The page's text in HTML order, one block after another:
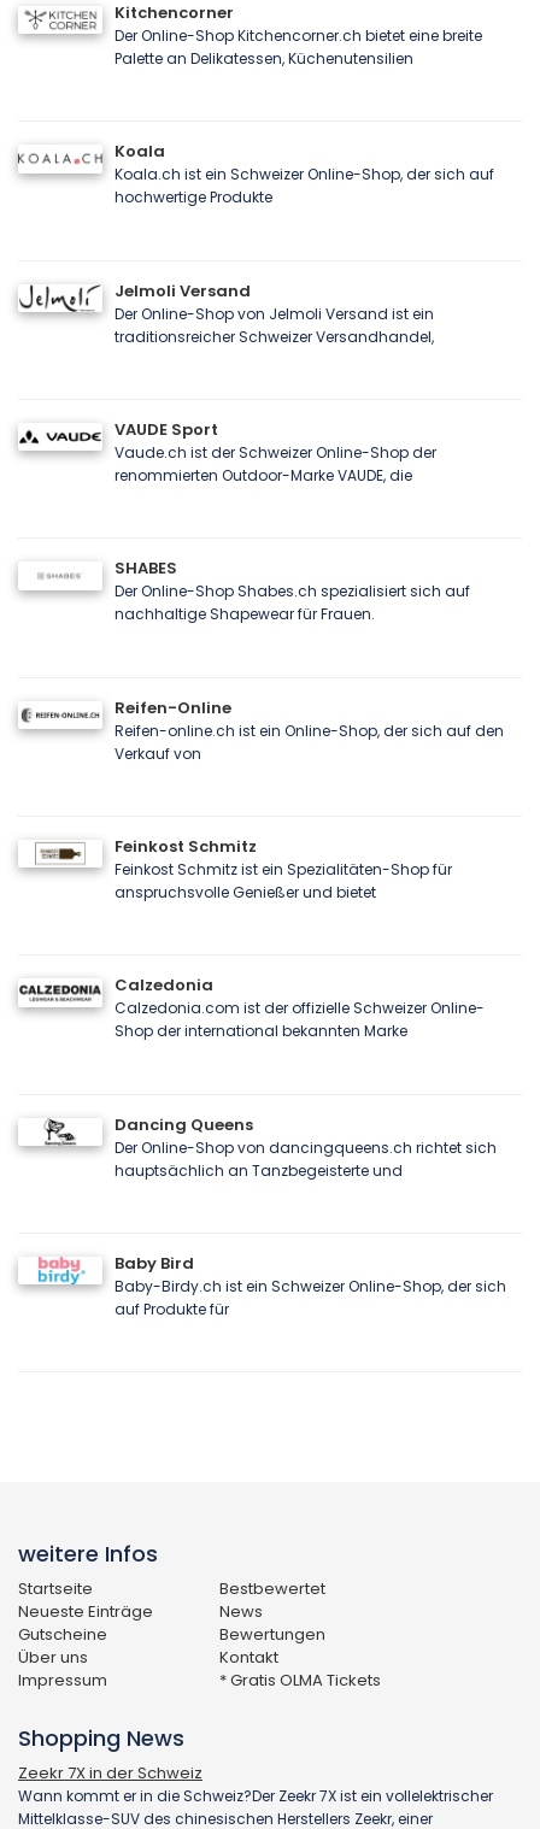
Kitchencorner
Der Online-Shop Kitchencorner.ch bietet eine breite
Palette an Delikatessen, Küchenutensilien
Koala
Koala.ch ist ein Schweizer Online-Shop, der sich auf
hochwertige Produkte
Jelmoli Versand
Der Online-Shop von Jelmoli Versand ist ein
traditionsreicher Schweizer Versandhandel,
VAUDE Sport
Vaude.ch ist der Schweizer Online-Shop der
renommierten Outdoor-Marke VAUDE, die
SHABES
Der Online-Shop Shabes.ch spezialisiert sich auf
nachhaltige Shapewear für Frauen.
Reifen-Online
Reifen-online.ch ist ein Online-Shop, der sich auf den
Verkauf von
Feinkost Schmitz
Feinkost Schmitz ist ein Spezialitäten-Shop für
anspruchsvolle Genießer und bietet
Calzedonia
Calzedonia.com ist der offizielle Schweizer Online-
Shop der international bekannten Marke
Dancing Queens
Der Online-Shop von dancingqueens.ch richtet sich
hauptsächlich an Tanzbegeisterte und
Baby Bird
Baby-Birdy.ch ist ein Schweizer Online-Shop, der sich
auf Produkte für
weitere Infos
Startseite
Bestbewertet
Neueste Einträge
News
Gutscheine
Bewertungen
Über uns
Kontakt
Impressum
* Gratis OLMA Tickets
Shopping News
Zeekr 7X in der Schweiz
Wann kommt er in die Schweiz?Der Zeekr 7X ist ein vollelektrischer
Mittelklasse-SUV des chinesischen Herstellers Zeekr, einer